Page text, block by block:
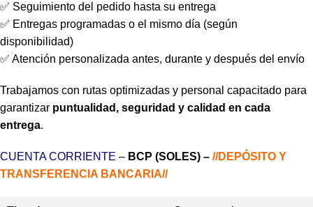
✅ Seguimiento del pedido hasta su entrega
✅ Entregas programadas o el mismo día (según
disponibilidad)
✅ Atención personalizada antes, durante y después del envío
Trabajamos con rutas optimizadas y personal capacitado para
garantizar puntualidad, seguridad y calidad en cada
entrega.
CUENTA CORRIENTE – BCP (SOLES) – //DEPÓSITO Y
TRANSFERENCIA BANCARIA//